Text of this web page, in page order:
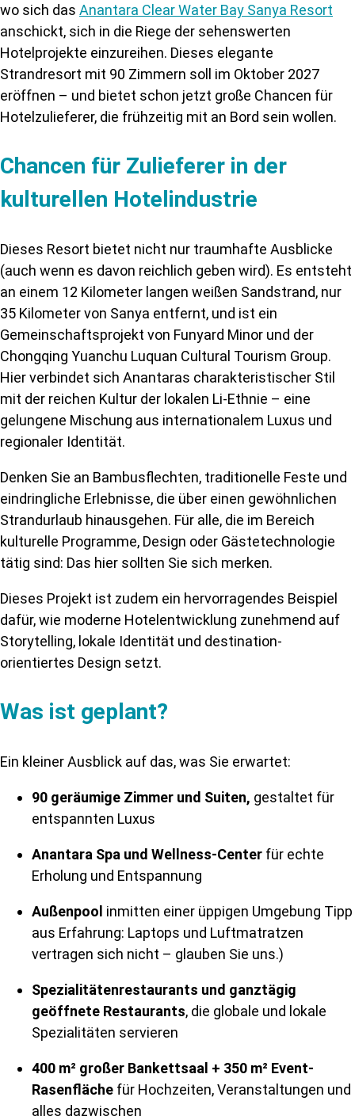
wo sich das Anantara Clear Water Bay Sanya Resort
anschickt, sich in die Riege der sehenswerten
Hotelprojekte einzureihen. Dieses elegante
Strandresort mit 90 Zimmern soll im Oktober 2027
eröffnen – und bietet schon jetzt große Chancen für
Hotelzulieferer, die frühzeitig mit an Bord sein wollen.
Chancen für Zulieferer in der
kulturellen Hotelindustrie
Dieses Resort bietet nicht nur traumhafte Ausblicke
(auch wenn es davon reichlich geben wird). Es entsteht
an einem 12 Kilometer langen weißen Sandstrand, nur
35 Kilometer von Sanya entfernt, und ist ein
Gemeinschaftsprojekt von Funyard Minor und der
Chongqing Yuanchu Luquan Cultural Tourism Group.
Hier verbindet sich Anantaras charakteristischer Stil
mit der reichen Kultur der lokalen Li-Ethnie – eine
gelungene Mischung aus internationalem Luxus und
regionaler Identität.
Denken Sie an Bambusflechten, traditionelle Feste und
eindringliche Erlebnisse, die über einen gewöhnlichen
Strandurlaub hinausgehen. Für alle, die im Bereich
kulturelle Programme, Design oder Gästetechnologie
tätig sind: Das hier sollten Sie sich merken.
Dieses Projekt ist zudem ein hervorragendes Beispiel
dafür, wie moderne Hotelentwicklung zunehmend auf
Storytelling, lokale Identität und destination-
orientiertes Design setzt.
Was ist geplant?
Ein kleiner Ausblick auf das, was Sie erwartet:
90 geräumige Zimmer und Suiten, gestaltet für
entspannten Luxus
Anantara Spa und Wellness-Center für echte
Erholung und Entspannung
Außenpool inmitten einer üppigen Umgebung Tipp
aus Erfahrung: Laptops und Luftmatratzen
vertragen sich nicht – glauben Sie uns.)
Spezialitätenrestaurants und ganztägig
geöffnete Restaurants, die globale und lokale
Spezialitäten servieren
400 m² großer Bankettsaal + 350 m² Event-
Rasenfläche für Hochzeiten, Veranstaltungen und
alles dazwischen